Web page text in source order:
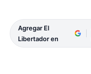
Agregar El
Libertador en